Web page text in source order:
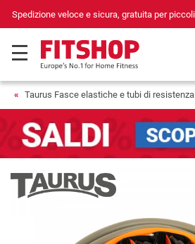
gratuita per piccoli attrezzi a partire da99,00 €
Taurus Fasce elastiche e tubi di resistenza